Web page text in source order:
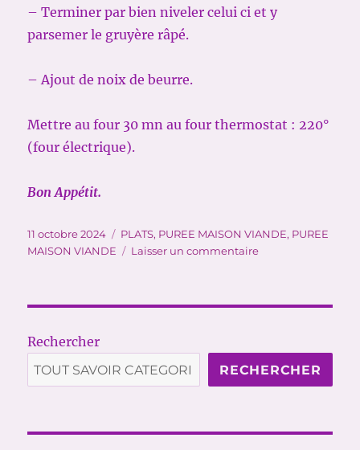
– Terminer par bien niveler celui ci et y
parsemer le gruyère râpé.
– Ajout de noix de beurre.
Mettre au four 30 mn au four thermostat : 220°
(four électrique).
Bon Appétit.
Publié
le
11 octobre 2024 Catégories
PLATS, PUREE MAISON VIANDE, PUREE
MAISON VIANDE
Laisser un commentairesur
Rechercher
RECHERCHER